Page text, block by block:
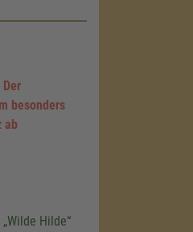
besonders
ab
Hilde“